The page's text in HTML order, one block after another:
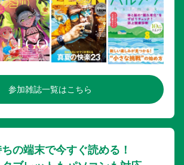
参加雑誌一覧はこちら
の端末で今すぐ読める！